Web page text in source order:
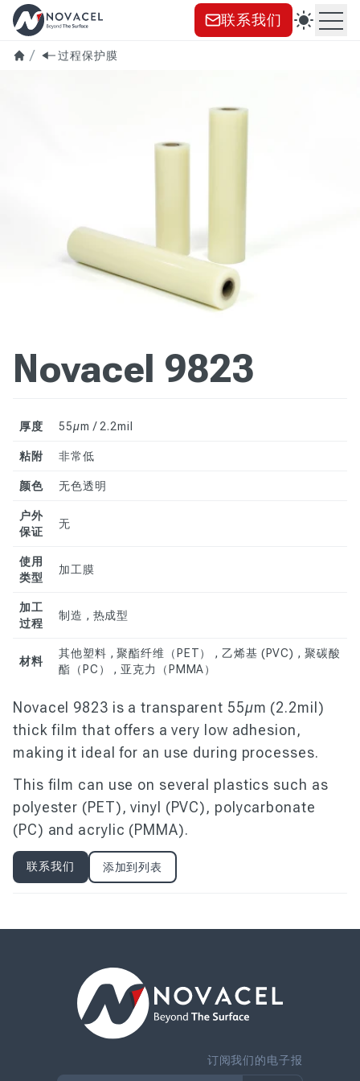
联系我们
打
过程保护膜
Novacel 9823
厚度 55µm / 2.2mil
粘附 非常低
颜色 无色透明
户外
保证
无
使用
类型
加工膜
加工
过程
制造 , 热成型
材料
其他塑料 , 聚酯纤维（PET） , 乙烯基 (PVC) , 聚碳酸
酯（PC） , 亚克力（PMMA）
Novacel 9823 is a transparent 55µm (2.2mil)
thick film that offers a very low adhesion,
making it ideal for an use during processes.
This film can use on several plastics such as
polyester (PET), vinyl (PVC), polycarbonate
(PC) and acrylic (PMMA).
联系我们 添加到列表
订阅我们的电子报